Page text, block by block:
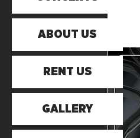
ABOUT US
RENT US
GALLERY